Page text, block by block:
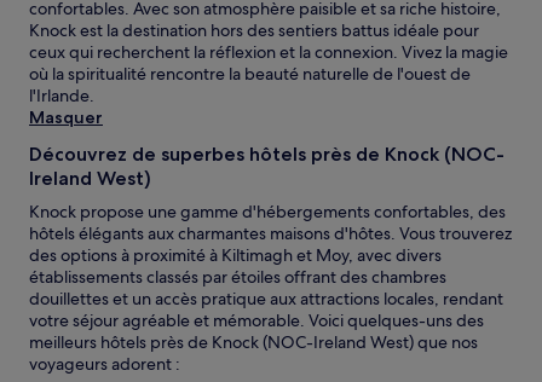
sont
susceptibles
de
changer.
Des
conditions
supplémentaires
peuvent
s’appliquer.
confortables. Avec son atmosphère paisible et sa riche histoire,
Knock est la destination hors des sentiers battus idéale pour
ceux qui recherchent la réflexion et la connexion. Vivez la magie
où la spiritualité rencontre la beauté naturelle de l'ouest de
l'Irlande.
Masquer
Découvrez de superbes hôtels près de Knock (NOC-
Ireland West)
Knock propose une gamme d'hébergements confortables, des
hôtels élégants aux charmantes maisons d'hôtes. Vous trouverez
des options à proximité à Kiltimagh et Moy, avec divers
établissements classés par étoiles offrant des chambres
douillettes et un accès pratique aux attractions locales, rendant
votre séjour agréable et mémorable. Voici quelques-uns des
meilleurs hôtels près de Knock (NOC-Ireland West) que nos
voyageurs adorent :